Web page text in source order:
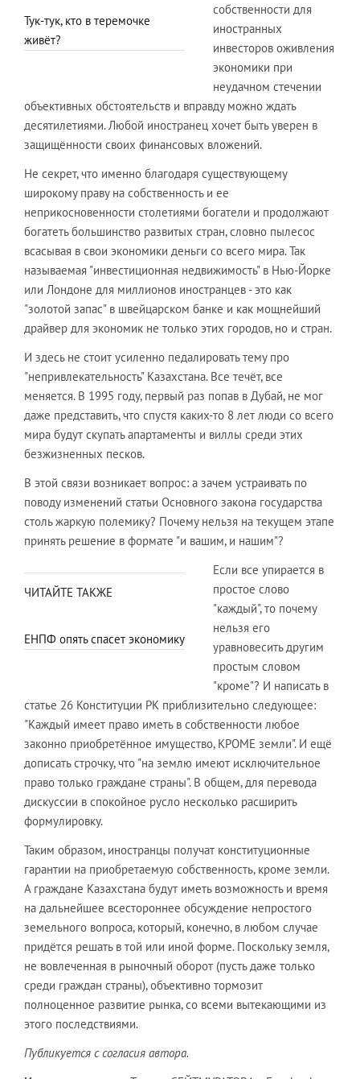
Тук-тук, кто в теремочке
живёт?
собственности для
иностранных
инвесторов оживления
экономики при
неудачном стечении
объективных обстоятельств и вправду можно ждать
десятилетиями. Любой иностранец хочет быть уверен в
защищённости своих финансовых вложений.
Не секрет, что именно благодаря существующему
широкому праву на собственность и ее
неприкосновенности столетиями богатели и продолжают
богатеть большинство развитых стран, словно пылесос
всасывая в свои экономики деньги со всего мира. Так
называемая "инвестиционная недвижимость" в Нью-Йорке
или Лондоне для миллионов иностранцев - это как
"золотой запас" в швейцарском банке и как мощнейший
драйвер для экономик не только этих городов, но и стран.
И здесь не стоит усиленно педалировать тему про
"непривлекательность" Казахстана. Все течёт, все
меняется. В 1995 году, первый раз попав в Дубай, не мог
даже представить, что спустя каких-то 8 лет люди со всего
мира будут скупать апартаменты и виллы среди этих
безжизненных песков.
В этой связи возникает вопрос: а зачем устраивать по
поводу изменений статьи Основного закона государства
столь жаркую полемику? Почему нельзя на текущем этапе
принять решение в формате "и вашим, и нашим"?
ЧИТАЙТЕ ТАКЖЕ
ЕНПФ опять спасет экономику
Если все упирается в
простое слово
"каждый", то почему
нельзя его
уравновесить другим
простым словом
"кроме"? И написать в
статье 26 Конституции РК приблизительно следующее:
"Каждый имеет право иметь в собственности любое
законно приобретённое имущество, КРОМЕ земли". И ещё
дописать строчку, что "на землю имеют исключительное
право только граждане страны". В общем, для перевода
дискуссии в спокойное русло несколько расширить
формулировку.
Таким образом, иностранцы получат конституционные
гарантии на приобретаемую собственность, кроме земли.
А граждане Казахстана будут иметь возможность и время
на дальнейшее всестороннее обсуждение непростого
земельного вопроса, который, конечно, в любом случае
придётся решать в той или иной форме. Поскольку земля,
не вовлеченная в рыночный оборот (пусть даже только
среди граждан страны), объективно тормозит
полноценное развитие рынка, со всеми вытекающими из
этого последствиями.
Публикуется с согласия автора.